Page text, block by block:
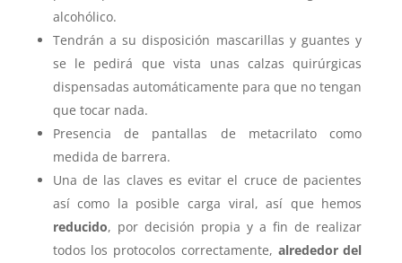
alcohólico.
Tendrán a su disposición mascarillas y guantes y
se le pedirá que vista unas calzas quirúrgicas
dispensadas automáticamente para que no tengan
que tocar nada.
Presencia de pantallas de metacrilato como
medida de barrera.
Una de las claves es evitar el cruce de pacientes
así como la posible carga viral, así que hemos
reducido, por decisión propia y a fin de realizar
todos los protocolos correctamente, alrededor del